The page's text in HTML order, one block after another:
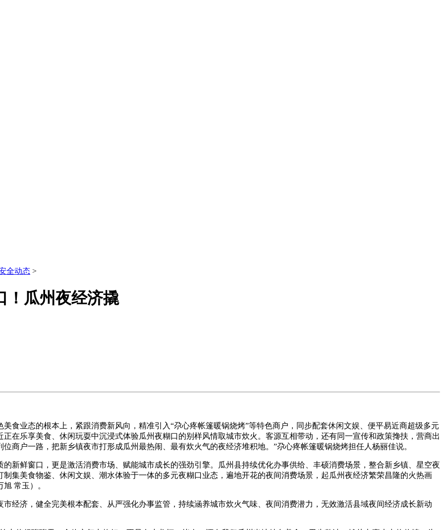
全动态 >
！瓜州夜经济撬
业态的根本上，紧跟消费新风向，精准引入“尕心疼帐篷暖锅烧烤”等特色商户，同步配套休闲文娱、便平易近商超级多元
在乐享美食、休闲玩耍中沉浸式体验瓜州夜糊口的别样风情取城市炊火。客源互相带动，还有同一宣传和政策搀扶，营商出
商户一路，把新乡镇夜市打形成瓜州最热闹、最有炊火气的夜经济堆积地。”尕心疼帐篷暖锅烧烤担任人杨丽佳说。
鲜窗口，更是激活消费市场、赋能城市成长的强劲引擎。瓜州县持续优化办事供给、丰硕消费场景，整合新乡镇、星空夜
集美食物鉴、休闲文娱、潮水体验于一体的多元夜糊口业态，遍地开花的夜间消费场景，起瓜州夜经济繁荣昌隆的火热画
常玉）。
济，健全完美根本配套、从严强化办事监管，持续涵养城市炊火气味、夜间消费潜力，无效激活县域夜间经济成长新动